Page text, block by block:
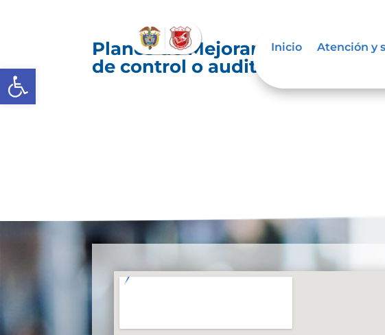
Abrir barra de herramientas
Inicio Atención y
Planes de Mejoramiento
de control o auditoría externos